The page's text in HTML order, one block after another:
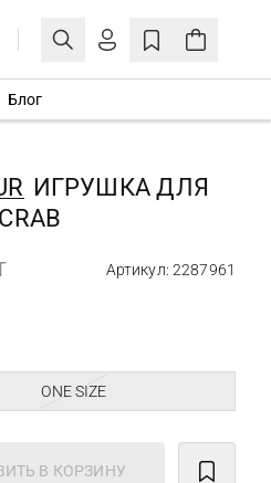
ЛИЧНЫЙ КАБИНЕТ
Еще не зарегистрированы?
СОЗДАТЬ УЧЕТНУЮ ЗАПИСЬ
Блог
ИГРУШКА ДЛЯ
Артикул: 2287961
ONE SIZE
В КОРЗИНУ